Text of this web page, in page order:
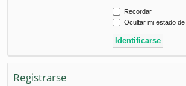
Recordar
Ocultar mi estado
Registrarse